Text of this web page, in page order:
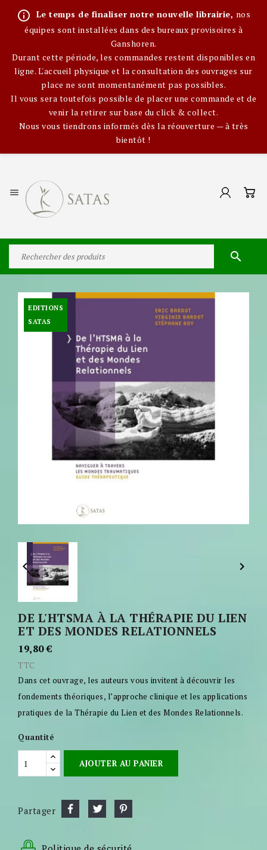
info_outline Le temps de finaliser notre nouvelle librairie, nos
équipes sont installées dans des bureaux provisoires à
Ganshoren.
Durant cette période, les commandes restent disponibles en
ligne. L'accueil physique et la consultation des ouvrages sur
place ne sont momentanément pas possibles.
Il vous sera toutefois possible de placer une commande et de
venir la retirer sur base du click & collect.
Nous vous tiendrons informés dès la réouverture — à très
bientôt !


EDITIONS
SATAS
 
DE L'HTSMA À LA THÉRAPIE DU LIEN
ET DES MONDES RELATIONNELS
19,80 €
TTC
Dans cet ouvrage, les auteurs vous invitent à découvrir les
fondements théo­riques, l’approche clinique et les applications
pratiques de la Thérapie du Lien et des Mondes Relationnels.
Quantité
AJOUTER AU PANIER
Partager